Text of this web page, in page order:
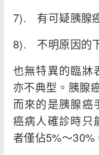
7). 有可疑胰腺
8). 不明原因的
也無特異的臨牀
亦不典型。胰腺
而來的是胰腺癌
癌病人確診時只
者僅佔5%～30%